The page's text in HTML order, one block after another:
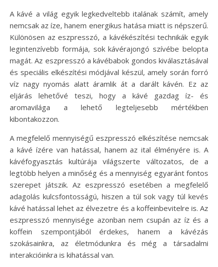
A kávé a világ egyik legkedveltebb italának számít, amely
nemcsak az íze, hanem energikus hatása miatt is népszerű.
Különösen az eszpresszó, a kávékészítési technikák egyik
legintenzívebb formája, sok kávérajongó szívébe belopta
magát. Az eszpresszó a kávébabok gondos kiválasztásával
és speciális elkészítési módjával készül, amely során forró
víz nagy nyomás alatt áramlik át a darált kávén. Ez az
eljárás lehetővé teszi, hogy a kávé gazdag íz- és
aromavilága a lehető legteljesebb mértékben
kibontakozzon.
A megfelelő mennyiségű eszpresszó elkészítése nemcsak
a kávé ízére van hatással, hanem az ital élményére is. A
kávéfogyasztás kultúrája világszerte változatos, de a
legtöbb helyen a minőség és a mennyiség egyaránt fontos
szerepet játszik. Az eszpresszó esetében a megfelelő
adagolás kulcsfontosságú, hiszen a túl sok vagy túl kevés
kávé hatással lehet az élvezetre és a koffeinbevitelre is. Az
eszpresszó mennyisége azonban nem csupán az íz és a
koffein szempontjából érdekes, hanem a kávézás
szokásainkra, az életmódunkra és még a társadalmi
interakcióinkra is kihatással van.